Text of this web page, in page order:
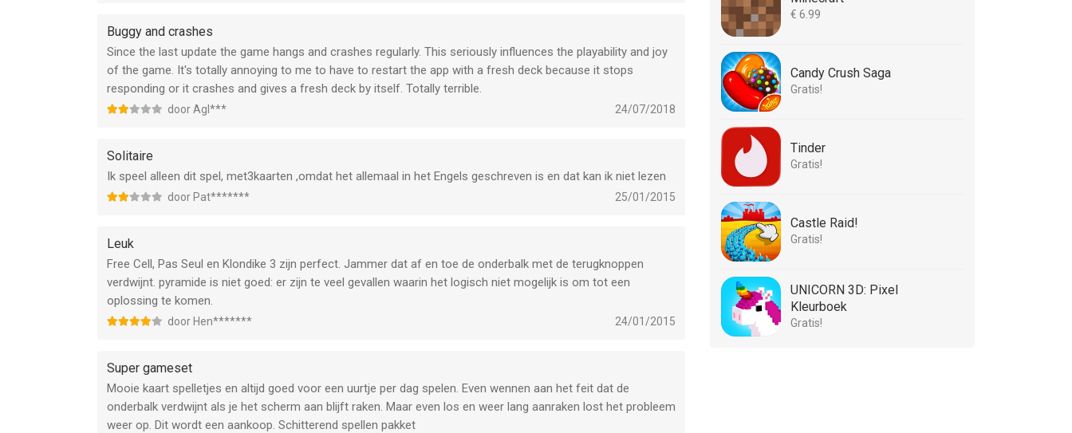
Buggy and crashes
Since the last update the game hangs and crashes regularly. This seriously influences the playability and joy
of the game. It's totally annoying to me to have to restart the app with a fresh deck because it stops
responding or it crashes and gives a fresh deck by itself. Totally terrible.
door Agl*** 24/07/2018
Solitaire
Ik speel alleen dit spel, met3kaarten ,omdat het allemaal in het Engels geschreven is en dat kan ik niet lezen
door Pat******* 25/01/2015
Leuk
Free Cell, Pas Seul en Klondike 3 zijn perfect. Jammer dat af en toe de onderbalk met de terugknoppen
verdwijnt. pyramide is niet goed: er zijn te veel gevallen waarin het logisch niet mogelijk is om tot een
oplossing te komen.
door Hen******* 24/01/2015
Super gameset
Mooie kaart spelletjes en altijd goed voor een uurtje per dag spelen. Even wennen aan het feit dat de
onderbalk verdwijnt als je het scherm aan blijft raken. Maar even los en weer lang aanraken lost het probleem
weer op. Dit wordt een aankoop. Schitterend spellen pakket
€ 6.99
Candy Crush Saga
Gratis!
Tinder
Gratis!
Castle Raid!
Gratis!
UNICORN 3D: Pixel
Kleurboek
Gratis!